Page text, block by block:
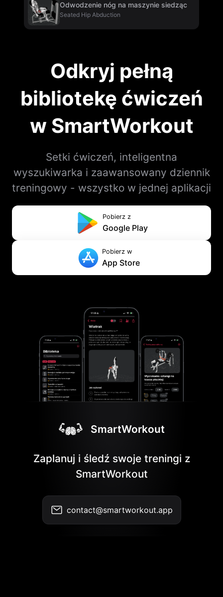
Odwodzenie nóg na maszynie siedząc
Seated Hip Abduction
Odkryj pełną
bibliotekę ćwiczeń
w SmartWorkout
Setki ćwiczeń, inteligentna
wyszukiwarka i zaawansowany dziennik
treningowy - wszystko w jednej aplikacji
Pobierz z
Google Play
Pobierz w
App Store
SmartWorkout
Zaplanuj i śledź swoje treningi z
SmartWorkout
contact@smartworkout.app